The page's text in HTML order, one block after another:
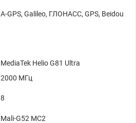
A-GPS, Galileo, ГЛОНАСС, GPS, Beidou
MediaTek Helio G81 Ultra
2000 МГц
8
Mali-G52 MC2